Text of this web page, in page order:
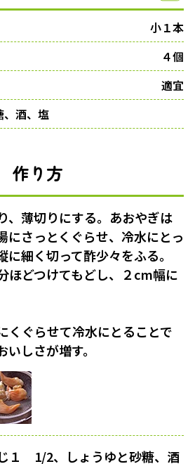
小１本
４個
適宜
、酒、塩
作り方
、薄切りにする。あおやぎは
にさっとくぐらせ、冷水にとっ
に細く切って酢少々をふる。
ほどつけてもどし、２cm幅に
くぐらせて冷水にとることで
しさが増す。
１ 1/2、しょうゆと砂糖、酒